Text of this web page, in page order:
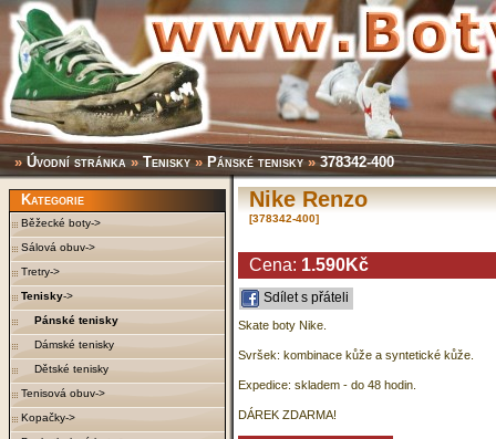
» Úvodní stránka»Tenisky » Pánské tenisky»378342-400
Kategorie
Běžecké boty->
Sálová obuv->
Tretry->
Tenisky->
Pánské tenisky
Dámské tenisky
Dětské tenisky
Tenisová obuv->
Kopačky->
Nike Renzo
[378342-400]
Cena: 1.590Kč
Sdílet s přáteli
Skate boty Nike.
Svršek: kombinace kůže a syntetické kůže.
Expedice: skladem - do 48 hodin.
DÁREK ZDARMA!